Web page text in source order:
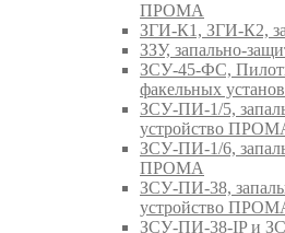
ПРОМА
ЗГИ-К1, ЗГИ-К2,
ЗЗУ, запально-
ЗСУ-45-ФС,
факельных
ЗСУ-ПИ-1/5,
устройство
ЗСУ-ПИ-1/6,
ПРОМА
ЗСУ-ПИ-38,
устройство
ЗСУ-ПИ-38-IP и